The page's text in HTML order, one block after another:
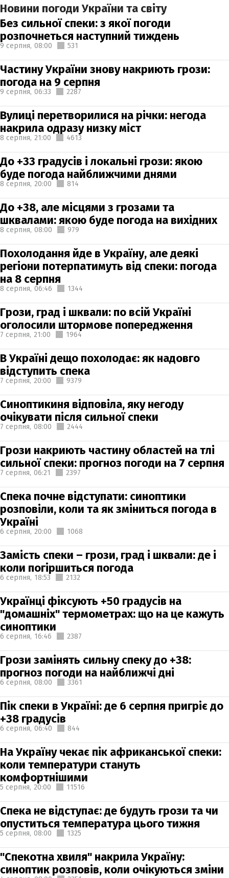
Новини погоди України та світу
Без сильної спеки: з якої погоди
розпочнеться наступний тиждень
9 серпня, 08:00 531
Частину України знову накриють грози:
погода на 9 серпня
9 серпня, 06:33 2287
Вулиці перетворилися на річки: негода
накрила одразу низку міст
8 серпня, 21:00 4613
До +33 градусів і локальні грози: якою
буде погода найближчими днями
8 серпня, 20:00 814
До +38, але місцями з грозами та
шквалами: якою буде погода на вихідних
8 серпня, 08:00 979
Похолодання йде в Україну, але деякі
регіони потерпатимуть від спеки: погода
на 8 серпня
8 серпня, 06:46 1344
Грози, град і шквали: по всій Україні
оголосили штормове попередження
7 серпня, 21:00 1964
В Україні дещо похолодає: як надовго
відступить спека
7 серпня, 20:00 9379
Синоптикиня відповіла, яку негоду
очікувати після сильної спеки
7 серпня, 08:00 2444
Грози накриють частину областей на тлі
сильної спеки: прогноз погоди на 7 серпня
7 серпня, 06:21 2397
Спека почне відступати: синоптики
розповіли, коли та як зміниться погода в
Україні
6 серпня, 20:00 1068
Замість спеки – грози, град і шквали: де і
коли погіршиться погода
6 серпня, 18:53 2132
Українці фіксують +50 градусів на
"домашніх" термометрах: що на це кажуть
синоптики
6 серпня, 16:46 2387
Грози замінять сильну спеку до +38:
прогноз погоди на найближчі дні
6 серпня, 08:00 3361
Пік спеки в Україні: де 6 серпня пригріє до
+38 градусів
6 серпня, 06:40 844
На Україну чекає пік африканської спеки:
коли температури стануть
комфортнішими
5 серпня, 20:00 11516
Спека не відступає: де будуть грози та чи
опуститься температура цього тижня
5 серпня, 08:00 1325
"Спекотна хвиля" накрила Україну:
синоптик розповів, коли очікуються зміни